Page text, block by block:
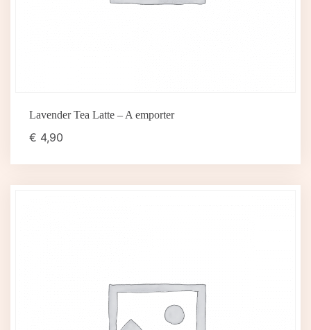
Lavender Tea Latte – A emporter
€ 4,90